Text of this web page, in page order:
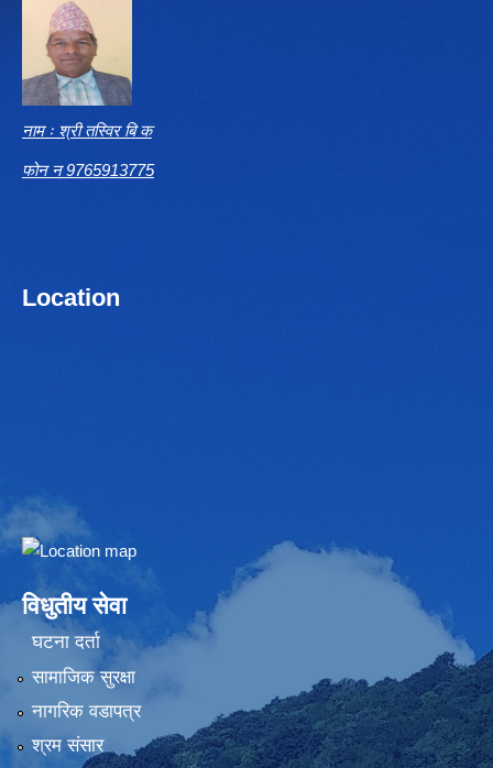
नाम ः श्री तस्विर बि क
फोन न 9765913775
Location
Embed Google Map
विधुतीय सेवा
घटना दर्ता
सामाजिक सुरक्षा
नागरिक वडापत्र
श्रम संसार